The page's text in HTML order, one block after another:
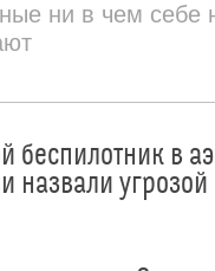
ни в чем себе
беспилотник в
назвали угрозой